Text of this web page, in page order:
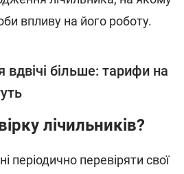
впливу на його роботу.
більше: тарифи на
лічильників?
періодично перевіряти свої